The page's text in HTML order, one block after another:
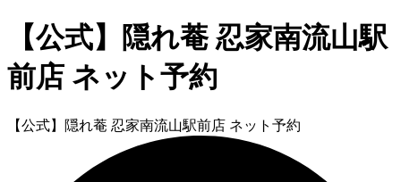
【公式】隠れ菴 忍家南流山駅
前店 ネット予約
【公式】隠れ菴 忍家南流山駅前店 ネット予約